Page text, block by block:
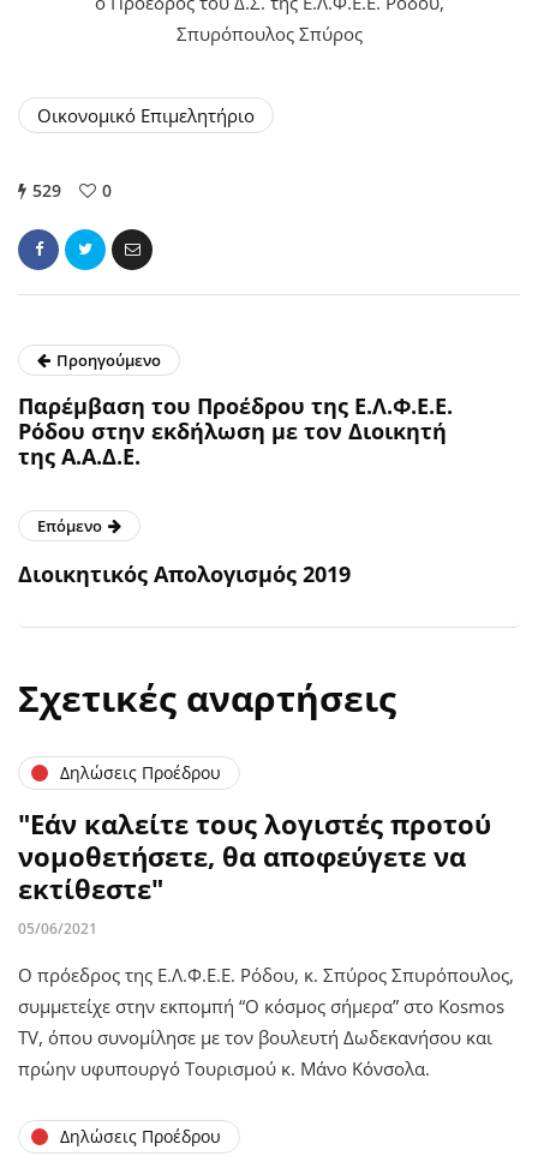
Σπυρόπουλος Σπύρος
Οικονομικό Επιμελητήριο
529 0
Προηγούμενο
Παρέμβαση του Προέδρου της Ε.Λ.Φ.Ε.Ε.
Ρόδου στην εκδήλωση με τον Διοικητή
της Α.Α.Δ.Ε.
Επόμενο
Διοικητικός Απολογισμός 2019
Σχετικές αναρτήσεις
Δηλώσεις Προέδρου
"Εάν καλείτε τους λογιστές προτού
νομοθετήσετε, θα αποφεύγετε να
εκτίθεστε"
05/06/2021
Ο πρόεδρος της Ε.Λ.Φ.Ε.Ε. Ρόδου, κ. Σπύρος Σπυρόπουλος,
συμμετείχε στην εκπομπή “Ο κόσμος σήμερα” στο Kosmos
TV, όπου συνομίλησε με τον βουλευτή Δωδεκανήσου και
πρώην υφυπουργό Τουρισμού κ. Μάνο Κόνσολα.
Δηλώσεις Προέδρου